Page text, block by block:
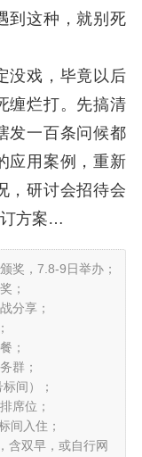
到这种，就别死
没戏，毕竟以后
缠烂打。先搞清
发一百条问候都
应用案例，重新
，研讨会招待会
订方案…
奖，7.8-9日举办；
；
分享；
；
群；
间）；
席位；
间入住；
含双早，或自行网